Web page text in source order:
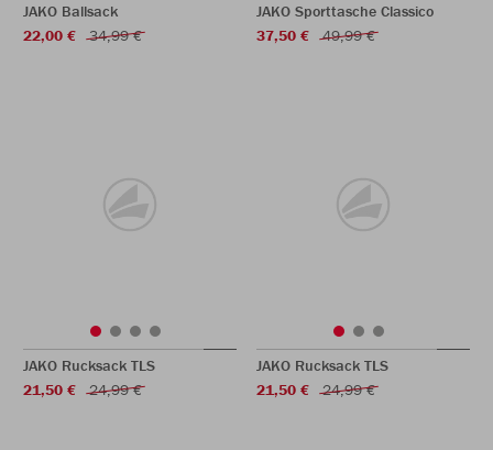
JAKO Ballsack
22,00 €
34,99 €
JAKO Sporttasche Classico
37,50 €
49,99 €
JAKO Rucksack TLS
21,50 €
24,99 €
JAKO Rucksack TLS
21,50 €
24,99 €